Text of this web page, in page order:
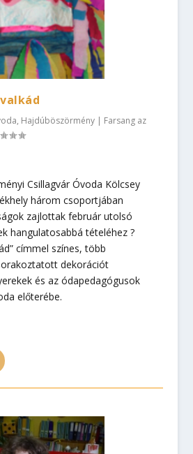
Hajdúböszörmény| Farsang az
Csillagvár Óvoda Kölcsey
három csoportjában
zajlottak február utolsó
hangulatosabbá tételéhez ?
címmel színes, több
dekorációt
és az ódapedagógusok
előterébe.